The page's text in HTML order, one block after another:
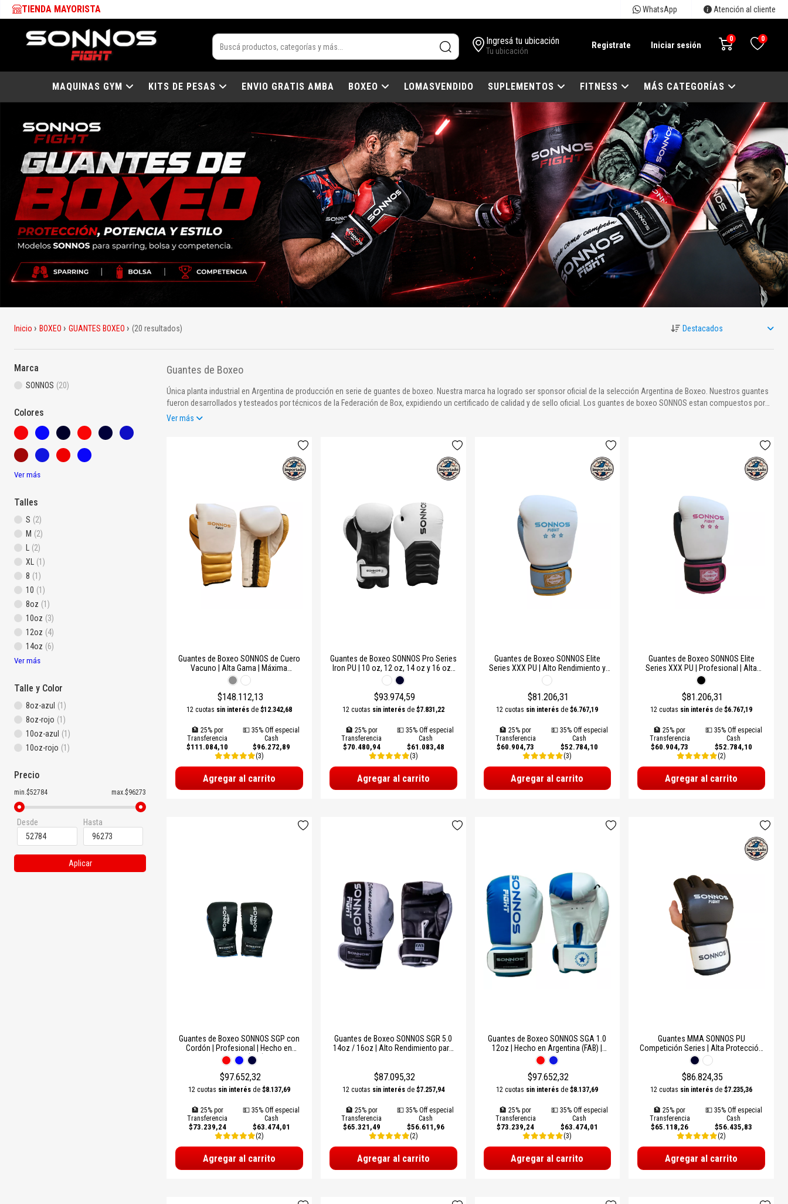
TIENDA MAYORISTA WhatsApp Atención al cliente
Ingresá tu ubicación
Tu ubicación
Registrate Iniciar sesión
0 0
MAQUINAS GYM KITS DE PESAS ENVIO GRATIS AMBA BOXEO LOMASVENDIDO SUPLEMENTOS FITNESS MÁS CATEGORÍAS
Inicio BOXEO GUANTES BOXEO (20 resultados)
Marca
SONNOS (20)
Colores
Ver más
Talles
S (2)
M (2)
(2)
XL
(1)
8 (1)
10 (1)
8oz (1)
10oz (3)
12oz (4)
14oz (6)
Ver más
Talle y Color
8oz-azul (1)
8oz-rojo (1)
10oz-azul (1)
10oz-rojo (1)
Precio
min.$52784 max.$96273
Desde Hasta
Aplicar
Guantes de Boxeo
Única planta industrial en Argentina de producción en serie de guantes de boxeo. Nuestra marca ha logrado ser sponsor oficial de la selección Argentina de Boxeo. Nuestros guantes
fueron desarrollados y testeados por técnicos de la Federación de Box, expidiendo un certificado de calidad y de sello oficial. Los guantes de boxeo SONNOS estan compuestos por
una monopieza de poliuretano inyectado, matriz diseñada por nosotros.
Ver más
Guantes de Boxeo SONNOS de Cuero
Vacuno | Alta Gama | Máxima
Durabilidad y Rendimiento Profesional
$148.112,13
12 cuotas sin interésde $12.342,68
🏦 25% por
Transferencia
$111.084,10
💵 35% Off especial
Cash
$96.272,89
(3)
Agregar al carrito
Guantes de Boxeo SONNOS Pro Series
Iron PU | 10 oz, 12 oz, 14 oz y 16 oz |
Entrenamiento y Sparring Profesional
$93.974,59
12 cuotas sin interésde $7.831,22
🏦 25% por
Transferencia
$70.480,94
💵 35% Off especial
Cash
$61.083,48
(3)
Agregar al carrito
Guantes de Boxeo SONNOS Elite
Series XXX PU | Alto Rendimiento y
Máxima Protección
$81.206,31
12 cuotas sin interés de$6.767,19
🏦 25% por
Transferencia
$60.904,73
💵 35% Off especial
Cash
$52.784,10
(3)
Agregar al carrito
Guantes de Boxeo SONNOS Elite
Series XXX PU | Profesional | Alta
Durabilidad y Protección
$81.206,31
12 cuotas sin interés de$6.767,19
🏦 25% por
Transferencia
$60.904,73
💵 35% Off especial
Cash
$52.784,10
(2)
Agregar al carrito
Guantes de Boxeo SONNOS SGP con
Cordón | Profesional | Hecho en
Argentina (FAB)
$97.652,32
12 cuotas sin interésde $8.137,69
🏦 25% por
Transferencia
$73.239,24
💵 35% Off especial
Cash
$63.474,01
(2)
Agregar al carrito
Guantes de Boxeo SONNOS SGR 5.0
14oz / 16oz | Alto Rendimiento para
$87.095,32
12 cuotas sin interésde $7.257,94
🏦 25% por
Transferencia
$65.321,49
💵 35% Off especial
Cash
$56.611,96
(2)
Agregar al carrito
Guantes de Boxeo SONNOS SGA 1.0
12oz | Hecho en Argentina (FAB) |
Ideal para Entrenamiento General
$97.652,32
12 cuotas sin interés de$8.137,69
🏦 25% por
Transferencia
$73.239,24
💵 35% Off especial
Cash
$63.474,01
(3)
Agregar al carrito
Guantes MMA SONNOS PU
Competición Series | Alta Protección
y Rendimiento Profesional
$86.824,35
12 cuotas sin interés de$7.235,36
🏦 25% por
Transferencia
$65.118,26
💵 35% Off especial
Cash
$56.435,83
(2)
Agregar al carrito